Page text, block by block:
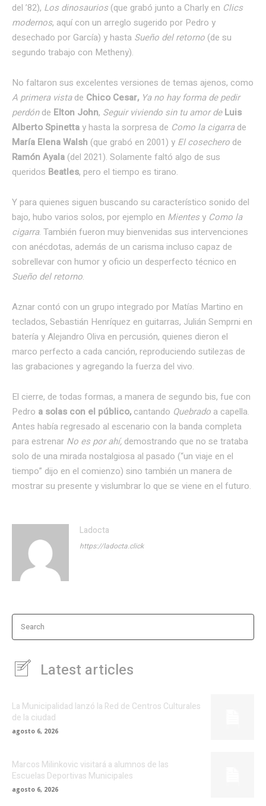
del ’82), Los dinosaurios(que grabó junto a Charly en Clics
modernos, aquí con un arreglo sugerido por Pedro y
desechado por García) y hasta Sueño del retorno (de su
segundo trabajo con Metheny).
No faltaron sus excelentes versiones de temas ajenos, como
A primera vistade Chico Cesar, Ya no hay forma de pedir
perdónde Elton John, Seguir viviendo sin tu amor de Luis
Alberto Spinettay hasta la sorpresa de Como la cigarrade
María Elena Walsh (que grabó en 2001) y El cosechero de
Ramón Ayala (del 2021). Solamente faltó algo de sus
queridos Beatles, pero el tiempo es tirano.
Y para quienes siguen buscando su característico sonido del
bajo, hubo varios solos, por ejemplo en Mientesy Como la
cigarra. También fueron muy bienvenidas sus intervenciones
con anécdotas, además de un carisma incluso capaz de
sobrellevar con humor y oficio un desperfecto técnico en
Sueño del retorno.
Aznar contó con un grupo integrado por Matías Martino en
teclados, Sebastián Henríquez en guitarras, Julián Semprni en
batería y Alejandro Oliva en percusión, quienes dieron el
marco perfecto a cada canción, reproduciendo sutilezas de
las grabaciones y agregando la fuerza del vivo.
El cierre, de todas formas, a manera de segundo bis, fue con
Pedro a solas con el público, cantando Quebrado a capella.
Antes había regresado al escenario con la banda completa
para estrenar No es por ahí, demostrando que no se trataba
solo de una mirada nostalgiosa al pasado (“un viaje en el
tiempo” dijo en el comienzo) sino también un manera de
mostrar su presente y vislumbrar lo que se viene en el futuro.
Ladocta
https://ladocta.click
Search
Latest articles
La Municipalidad lanzó la Red de Centros Culturales
de la ciudad
agosto 6, 2026
Marcos Milinkovic visitará a alumnos de las
Escuelas Deportivas Municipales
agosto 6, 2026